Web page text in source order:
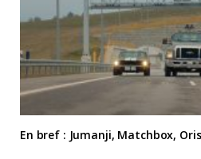
En bref : Jumanji, Matchbox,